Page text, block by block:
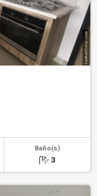
Baño(s)
3